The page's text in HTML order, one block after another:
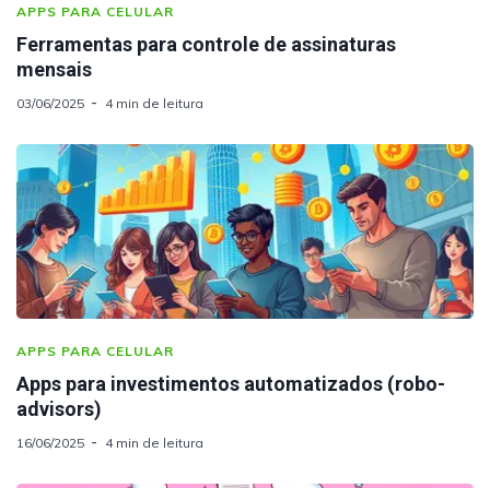
APPS PARA CELULAR
Ferramentas para controle de assinaturas
mensais
03/06/2025 4 min de leitura
APPS PARA CELULAR
Apps para investimentos automatizados (robo-
advisors)
16/06/2025 4 min de leitura